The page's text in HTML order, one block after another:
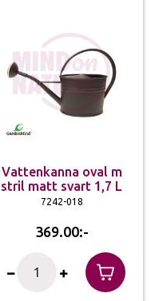
Vattenkanna oval m
stril matt svart 1,7 L
7242-018
369.00